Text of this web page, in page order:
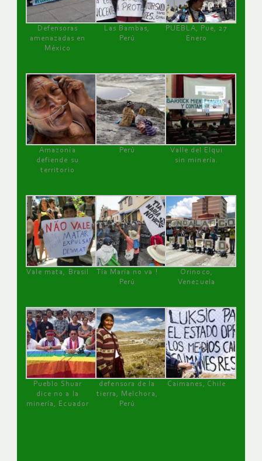
Defensoras
amenazadas en
México
Las Bambas,
Perú
PUEBLA, Pue, 27
Enero
Amazonía
defiende su
territorio
Perú
Valle del Elqui
sin minería.
Vale mata, Brasil
Tía María no va !
Perú
Orinoco,
Venezuela
Pueblo Shuar
dice no a la
minería, Ecuador
defensora de la
tierra, Melchora,
Perú
Caimanes, Chile